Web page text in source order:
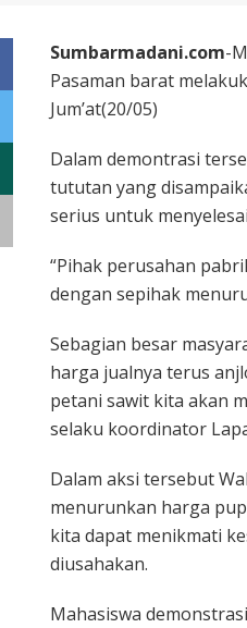
Sumbarmadani.com-
Pasaman barat
Jum’at(20/05)
Dalam demontrasi
tututan yang
serius untuk
“Pihak perusahan
dengan sepihak
Sebagian besar
harga jualnya terus
petani sawit kita akan
selaku koordinator
Dalam aksi tersebut
menurunkan harga
kita dapat menikmati
diusahakan.
Mahasiswa